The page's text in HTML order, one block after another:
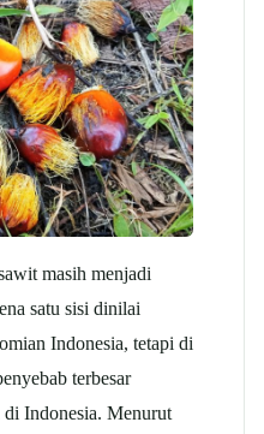
masih menjadi
satu sisi dinilai
Indonesia, tetapi di
terbesar
di Indonesia. Menurut